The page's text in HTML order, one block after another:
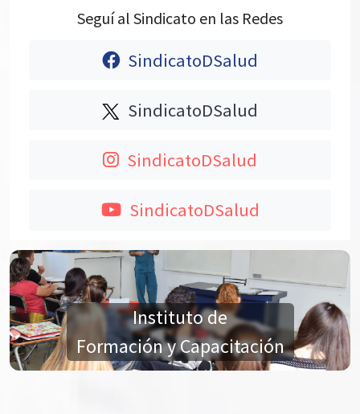
Seguí al Sindicato en las Redes
SindicatoDSalud
SindicatoDSalud
SindicatoDSalud
SindicatoDSalud
Instituto de
Formación y Capacitación